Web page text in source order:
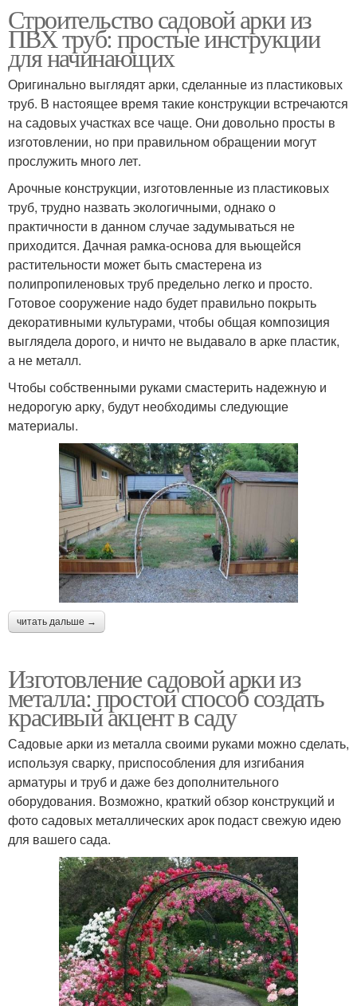
Строительство садовой арки из
ПВХ труб: простые инструкции
для начинающих
Оригинально выглядят арки, сделанные из пластиковых
труб. В настоящее время такие конструкции встречаются
на садовых участках все чаще. Они довольно просты в
изготовлении, но при правильном обращении могут
прослужить много лет.
Арочные конструкции, изготовленные из пластиковых
труб, трудно назвать экологичными, однако о
практичности в данном случае задумываться не
приходится. Дачная рамка-основа для вьющейся
растительности может быть смастерена из
полипропиленовых труб предельно легко и просто.
Готовое сооружение надо будет правильно покрыть
декоративными культурами, чтобы общая композиция
выглядела дорого, и ничто не выдавало в арке пластик,
а не металл.
Чтобы собственными руками смастерить надежную и
недорогую арку, будут необходимы следующие
материалы.
читать дальше →
Изготовление садовой арки из
металла: простой способ создать
красивый акцент в саду
Садовые арки из металла своими руками можно сделать,
используя сварку, приспособления для изгибания
арматуры и труб и даже без дополнительного
оборудования. Возможно, краткий обзор конструкций и
фото садовых металлических арок подаст свежую идею
для вашего сада.